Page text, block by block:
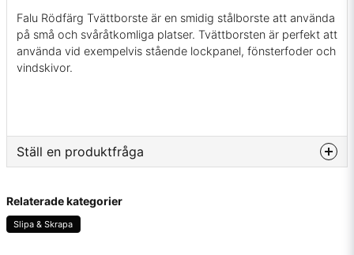
Falu Rödfärg Tvättborste är en smidig stålborste att använda
på små och svåråtkomliga platser. Tvättborsten är perfekt att
använda vid exempelvis stående lockpanel, fönsterfoder och
vindskivor.
Ställ en produktfråga
Fråga oss något om denna produkten...
Relaterade kategorier
Slipa & Skrapa